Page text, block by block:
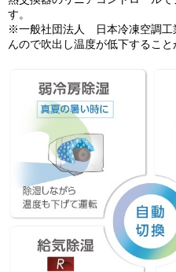
す。
※一般社団法人 日本冷凍空調工
んので吹出し温度が低下すること